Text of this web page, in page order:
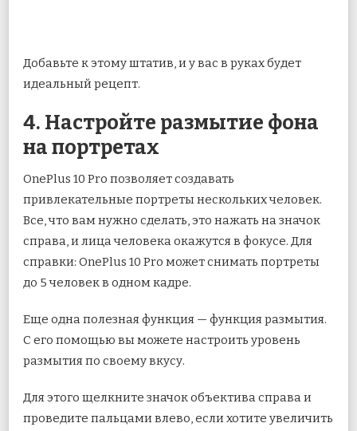
Добавьте к этому штатив, и у вас в руках будет
идеальный рецепт.
4. Настройте размытие фона
на портретах
OnePlus 10 Pro позволяет создавать
привлекательные портреты нескольких человек.
Все, что вам нужно сделать, это нажать на значок
справа, и лица человека окажутся в фокусе. Для
справки: OnePlus 10 Pro может снимать портреты
до 5 человек в одном кадре.
Еще одна полезная функция — функция размытия.
С его помощью вы можете настроить уровень
размытия по своему вкусу.
Для этого щелкните значок объектива справа и
проведите пальцами влево, если хотите увеличить